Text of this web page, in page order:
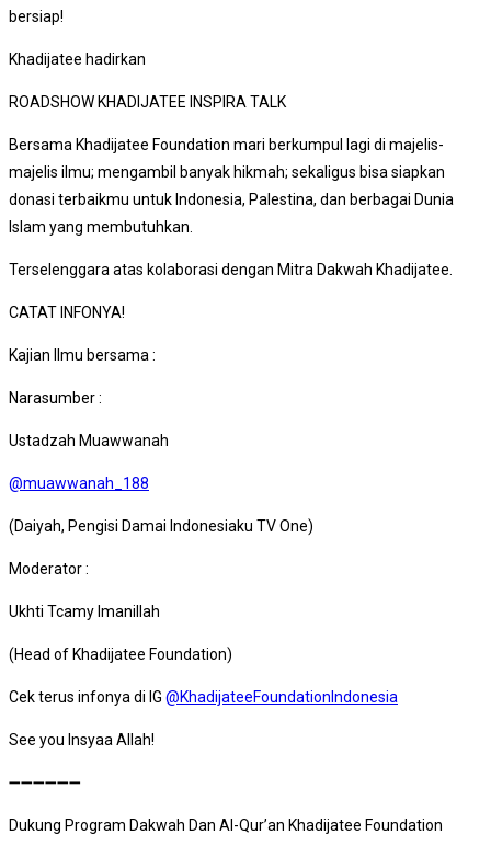
bersiap!
Khadijatee hadirkan
ROADSHOW KHADIJATEE INSPIRA TALK
Bersama Khadijatee Foundation mari berkumpul lagi di majelis-
majelis ilmu; mengambil banyak hikmah; sekaligus bisa siapkan
donasi terbaikmu untuk Indonesia, Palestina, dan berbagai Dunia
Islam yang membutuhkan.
Terselenggara atas kolaborasi dengan Mitra Dakwah Khadijatee.
CATAT INFONYA!
Kajian Ilmu bersama :
Narasumber :
Ustadzah Muawwanah
@muawwanah_188
(Daiyah, Pengisi Damai Indonesiaku TV One)
Moderator :
Ukhti Tcamy Imanillah
(Head of Khadijatee Foundation)
Cek terus infonya di IG @KhadijateeFoundationIndonesia
See you Insyaa Allah!
➖➖➖➖➖➖
Dukung Program Dakwah Dan Al-Qur’an Khadijatee Foundation